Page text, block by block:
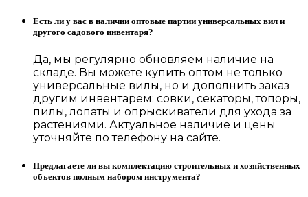
Есть ли у вас в наличии оптовые партии универсальных вил и
другого садового инвентаря?
Да, мы регулярно обновляем наличие на
складе. Вы можете купить оптом не только
универсальные вилы, но и дополнить заказ
другим инвентарем: совки, секаторы, топоры,
пилы, лопаты и опрыскиватели для ухода за
растениями. Актуальное наличие и цены
уточняйте по телефону на сайте.
Предлагаете ли вы комплектацию строительных и хозяйственных
объектов полным набором инструмента?